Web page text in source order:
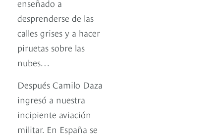
enseñado a
desprenderse de las
calles grises y a hacer
piruetas sobre las
nubes…
Después Camilo Daza
ingresó a nuestra
incipiente aviación
militar. En España se